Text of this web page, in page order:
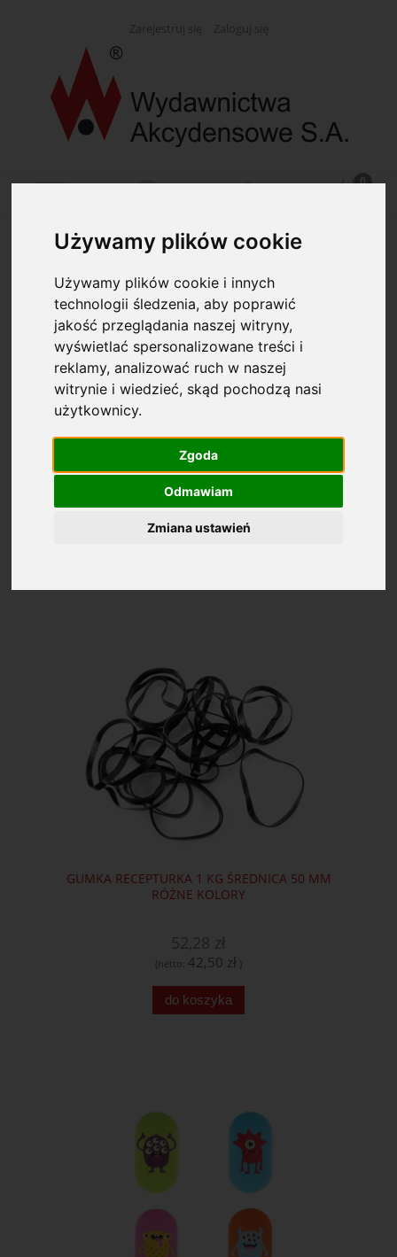
Używamy plików cookie
Używamy plików cookie i innych
technologii śledzenia, aby poprawić
jakość przeglądania naszej witryny,
wyświetlać spersonalizowane treści i
reklamy, analizować ruch w naszej
witrynie i wiedzieć, skąd pochodzą nasi
użytkownicy.
Zgoda
Odmawiam
Zmiana ustawień
Kategorie: Gumki
Producent: (wybierz)
Dostępność: (wybierz)
Cena: (wybierz)
Gumki do mazania
GUMKA RECEPTURKA 1 KG ŚREDNICA 50 MM
RÓŻNE KOLORY
(netto: 42,50 zł )
do koszyka